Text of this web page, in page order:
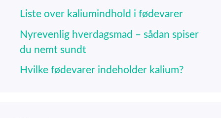
Liste over kaliumindhold i fødevarer
Nyrevenlig hverdagsmad – sådan spiser
du nemt sundt
Hvilke fødevarer indeholder kalium?